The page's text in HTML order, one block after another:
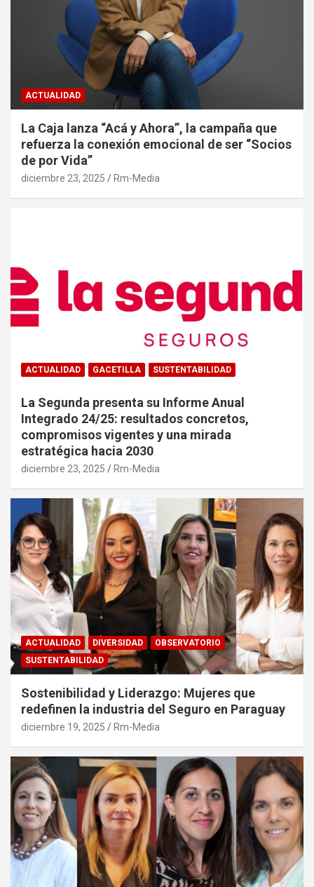
ACTUALIDAD
La Caja lanza “Acá y Ahora”, la campaña que
refuerza la conexión emocional de ser “Socios
de por Vida”
diciembre 23, 2025 Rm-Media
ACTUALIDAD GACETILLA SUSTENTABILIDAD
La Segunda presenta su Informe Anual
Integrado 24/25: resultados concretos,
compromisos vigentes y una mirada
estratégica hacia 2030
diciembre 23, 2025 Rm-Media
ACTUALIDAD DIVERSIDAD
OBSERVATORIO
SUSTENTABILIDAD
Sostenibilidad y Liderazgo: Mujeres que
redefinen la industria del Seguro en Paraguay
diciembre 19, 2025 Rm-Media